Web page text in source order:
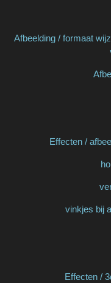
Afbeelding / formaat
Effecten /
vinkjes bij
Effecten /